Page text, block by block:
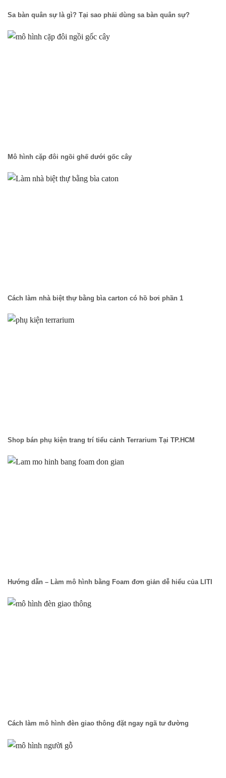
Sa bàn quân sự là gì? Tại sao phải dùng sa bàn quân sự?
Mô hình cặp đôi ngồi ghế dưới gốc cây
Cách làm nhà biệt thự bằng bìa carton có hồ bơi phần 1
Shop bán phụ kiện trang trí tiểu cảnh Terrarium Tại TP.HCM
Hướng dẫn – Làm mô hình bằng Foam đơn giản dễ hiểu của LITI
Cách làm mô hình đèn giao thông đặt ngay ngã tư đường